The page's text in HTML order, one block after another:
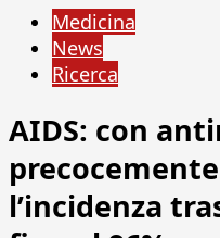
Medicina
News
Ricerca
AIDS: con
l’incidenza